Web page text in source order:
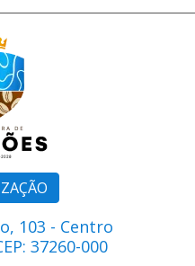
103 - Centro
37260-000